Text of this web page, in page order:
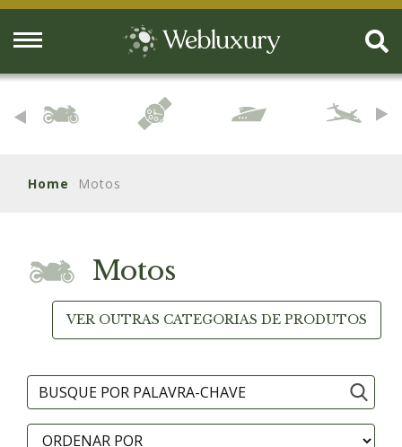
Home Motos
Motos
VER OUTRAS CATEGORIAS DE PRODUTOS